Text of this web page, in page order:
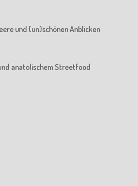
und (un)schönen Anblicken
anatolischem Streetfood